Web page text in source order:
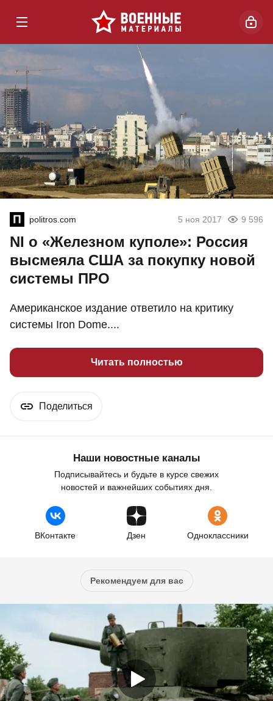
politros.com 5 ноя 2017 9 596
NI о «Железном куполе»: Россия
высмеяла США за покупку новой
системы ПРО
Американское издание ответило на критику
системы Iron Dome....
Читать полностью
Поделиться
Наши новостные каналы
Подписывайтесь и будьте в курсе свежих
новостей и важнейших событиях дня.
ВКонтакте Дзен Одноклассники
Рекомендуем для вас